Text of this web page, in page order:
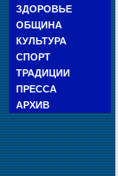
ЗДОРОВЬЕ
ОБЩИНА
КУЛЬТУРА
СПОРТ
ТРАДИЦИИ
ПРЕССА
АРХИВ